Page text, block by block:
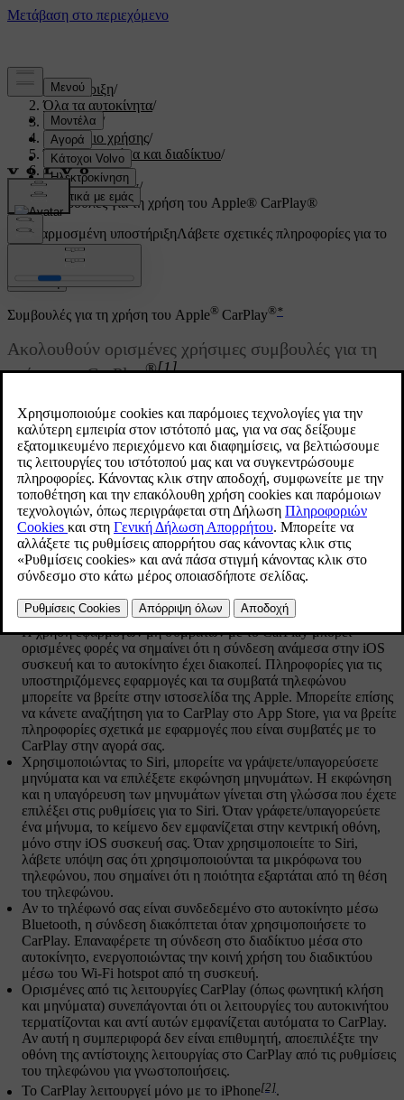
Υποστήριξη/
Όλα τα αυτοκίνητα/
V60 2022 /
Εγχειρίδιο χρήσης/
Ήχος, πολυμέσα και διαδίκτυο/
Τηλέφωνο/
Apple CarPlay/
Συμβουλές για τη χρήση του Apple® CarPlay®
Προσαρμοσμένη υποστήριξηΛάβετε σχετικές πληροφορίες για το
δικό σας αυτοκίνητο.
Σύνδεση
Ενημερώθηκε 19/10/2021
Συμβουλές για τη χρήση του Apple® CarPlay®*
Ακολουθούν ορισμένες χρήσιμες συμβουλές για τη
χρήση του CarPlay®[1].
Ενημερώστε την iOS συσκευή σας με την πιο πρόσφατη έκδοση
του λειτουργικού συστήματος iOS και βεβαιωθείτε ότι οι
εφαρμογές έχουν ενημερωθεί.
Σε περίπτωση προβλήματος με το CarPlay, αποσυνδέστε την
iOS συσκευή από τη θύρα USB και επανασυνδέστε την.
Διαφορετικά, δοκιμάστε να κλείσετε την εφαρμογή στη συσκευή
που δεν λειτουργεί και στη συνέχεια επανεκκινήστε την
εφαρμογή ή επιχειρήστε να κλείσετε όλες τις εφαρμογές και να
επανεκκινήσετε τη συσκευή σας.
Αν οι εφαρμογές δεν εμφανίζονται κατά την εκκίνηση του
CarPlay (μαύρη οθόνη), δοκιμάστε να ελαχιστοποιήσετε και να
αναπτύξετε το τετραγωνίδιο για το CarPlay.
Η χρήση εφαρμογών μη συμβατών με το CarPlay μπορεί
ορισμένες φορές να σημαίνει ότι η σύνδεση ανάμεσα στην iOS
συσκευή και το αυτοκίνητο έχει διακοπεί. Πληροφορίες για τις
υποστηριζόμενες εφαρμογές και τα συμβατά τηλεφώνου
μπορείτε να βρείτε στην ιστοσελίδα της Apple. Μπορείτε επίσης
να κάνετε αναζήτηση για το CarPlay στο App Store, για να βρείτε
πληροφορίες σχετικά με εφαρμογές που είναι συμβατές με το
CarPlay στην αγορά σας.
Χρησιμοποιώντας το Siri, μπορείτε να γράψετε/υπαγορεύσετε
μηνύματα και να επιλέξετε εκφώνηση μηνυμάτων. Η εκφώνηση
και η υπαγόρευση των μηνυμάτων γίνεται στη γλώσσα που έχετε
επιλέξει στις ρυθμίσεις για το Siri. Όταν γράφετε/υπαγορεύετε
ένα μήνυμα, το κείμενο δεν εμφανίζεται στην κεντρική οθόνη,
μόνο στην iOS συσκευή σας. Όταν χρησιμοποιείτε το Siri,
λάβετε υπόψη σας ότι χρησιμοποιούνται τα μικρόφωνα του
τηλεφώνου, που σημαίνει ότι η ποιότητα εξαρτάται από τη θέση
του τηλεφώνου.
Αν το τηλέφωνό σας είναι συνδεδεμένο στο αυτοκίνητο μέσω
Bluetooth, η σύνδεση διακόπτεται όταν χρησιμοποιήσετε το
CarPlay. Επαναφέρετε τη σύνδεση στο διαδίκτυο μέσα στο
αυτοκίνητο, ενεργοποιώντας την κοινή χρήση του διαδικτύου
μέσω του Wi-Fi hotspot από τη συσκευή.
Ορισμένες από τις λειτουργίες CarPlay (όπως φωνητική κλήση
και μηνύματα) συνεπάγονται ότι οι λειτουργίες του αυτοκινήτου
τερματίζονται και αντί αυτών εμφανίζεται αυτόματα το CarPlay.
Αν αυτή η συμπεριφορά δεν είναι επιθυμητή, αποεπιλέξτε την
οθόνη της αντίστοιχης λειτουργίας στο CarPlay από τις ρυθμίσεις
του τηλεφώνου για γνωστοποιήσεις.
Το CarPlay λειτουργεί μόνο με το iPhone[2].